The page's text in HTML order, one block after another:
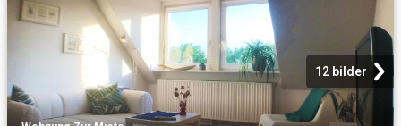
12 bilder